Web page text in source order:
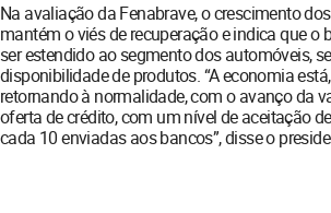
Na avaliação da Fenabrave, o crescimento
mantém o viés de recuperação e indica que o
ser estendido ao segmento dos automóveis,
disponibilidade de produtos. “A economia
retornando à normalidade, com o avanço da
oferta de crédito, com um nível de aceitação
cada 10 enviadas aos bancos”, disse o